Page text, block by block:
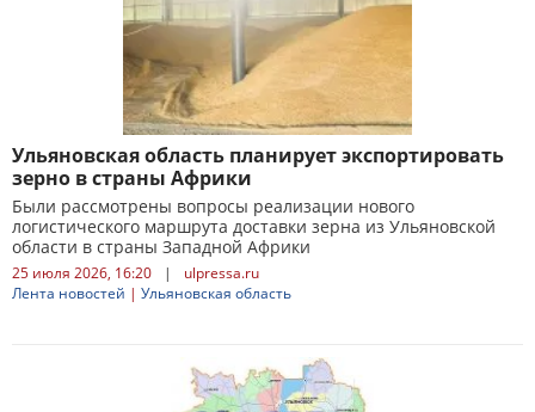
Ульяновская область планирует экспортировать
зерно в страны Африки
Были рассмотрены вопросы реализации нового
логистического маршрута доставки зерна из Ульяновской
области в страны Западной Африки
25 июля 2026, 16:20 |
ulpressa.ru
Лента новостей | Ульяновская область